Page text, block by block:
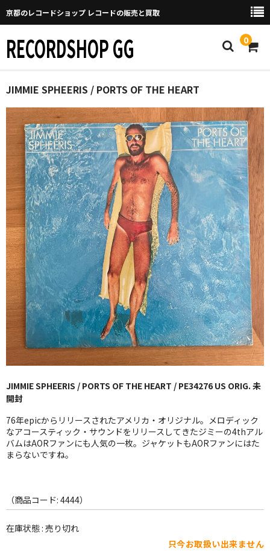
京都のレコードショップ レコードの販売と買取
RECORDSHOP GG 0
Home
マイページ
GGについて
買取について
取り置きなどについて
Categories
New Arrivals
新譜
GG RECORD （当店のレーベル）
全商品
JAZZ-US
BLUE NOTE
JAZZ-EU
JAZZ-JP
JAZZ-VOCAL
JIMMIE SPHEERIS / PORTS OF THE HEART
JIMMIE SPHEERIS / PORTS OF THE HEART / PE34276 US ORIG. 未
開封
76年epicからリリースされたアメリカ・オリジナル。メロディック
なアコースティック・サウンドをリリースしてきたジミーの4thアル
バムはAORファンにも人気の一枚。ジャケットもAORファンにはた
まらないですね。
（商品コード: 4444）
在庫状態 : 売り切れ
只今お取扱い出来ません